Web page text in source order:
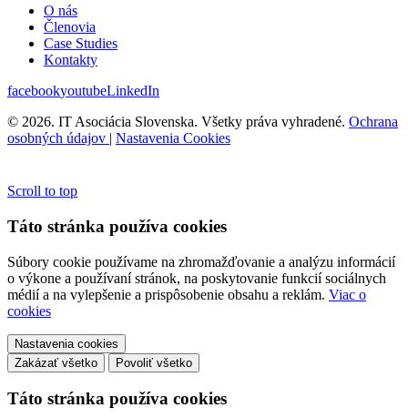
O nás
Členovia
Case Studies
Kontakty
facebookyoutubeLinkedIn
© 2026. IT Asociácia Slovenska. Všetky práva vyhradené. Ochrana
osobných údajov | Nastavenia Cookies
Scroll to top
Táto stránka používa cookies
Súbory cookie používame na zhromažďovanie a analýzu informácií
o výkone a používaní stránok, na poskytovanie funkcií sociálnych
médií a na vylepšenie a prispôsobenie obsahu a reklám. Viac o
cookies
Nastavenia cookies
Zakázať všetko
Povoliť všetko
Táto stránka používa cookies